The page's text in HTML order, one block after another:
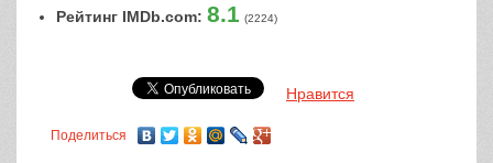
Рейтинг IMDb.com: 8.1 (2224)
Нравится
Поделиться